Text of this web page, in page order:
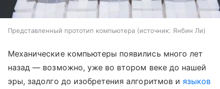
Представленный прототип компьютера источник: Янбин Ли
Механические компьютеры появились много лет
назад — возможно, уже во втором веке до нашей
эры, задолго до изобретения алгоритмов и языков